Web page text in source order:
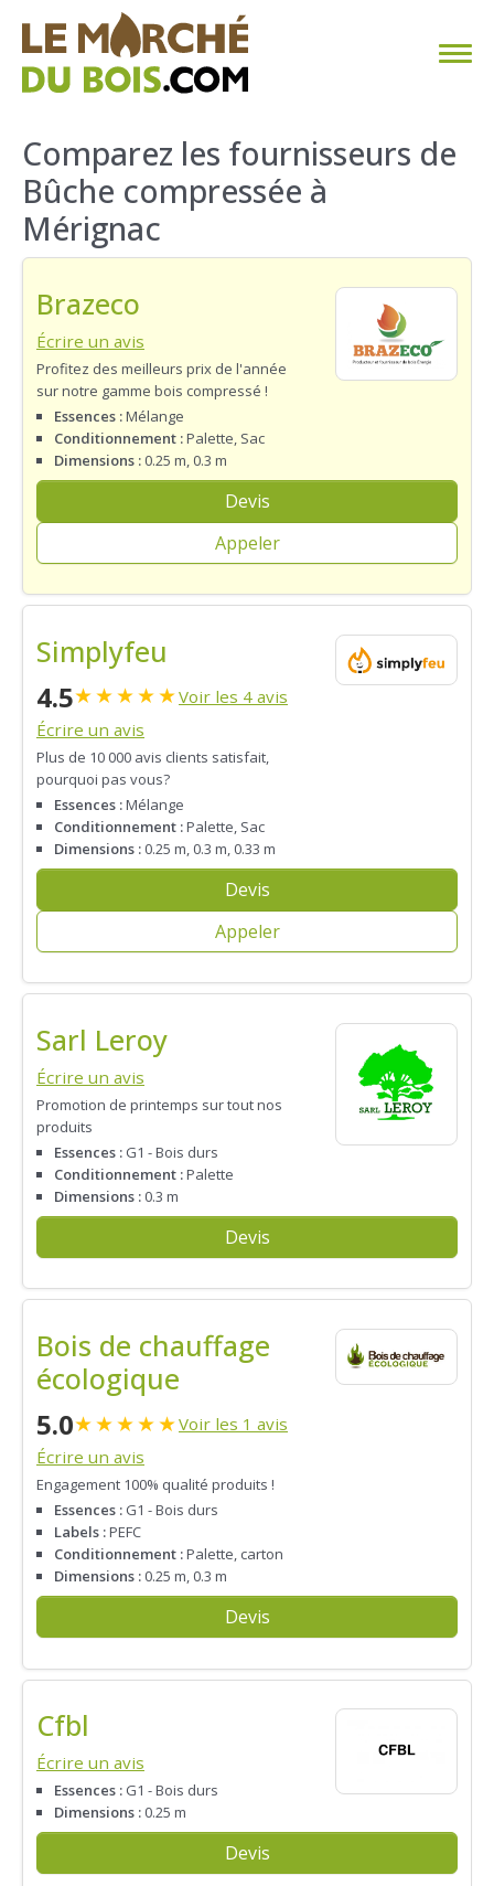
CHAUFFAGE AU BOIS
FAQ
CALCULER SA CONSOMMATION
TROUVER SON FOURNISSEUR
BLOG
ESPACE PRO
Comparez les fournisseurs de
Bûche compressée à
Mérignac
Brazeco
Écrire un avis
Profitez des meilleurs prix de l'année
sur notre gamme bois compressé !
Essences :Mélange
Conditionnement :Palette, Sac
Dimensions : 0.25 m, 0.3 m
Devis
Appeler
Simplyfeu
4.5★★★★★Voir les 4 avis
Écrire un avis
Plus de 10 000 avis clients satisfait,
pourquoi pas vous?
Essences :Mélange
Conditionnement :Palette, Sac
Dimensions : 0.25 m, 0.3 m, 0.33 m
Devis
Appeler
Sarl Leroy
Écrire un avis
Promotion de printemps sur tout nos
produits
Essences : G1 - Bois durs
Conditionnement :Palette
Dimensions : 0.3 m
Devis
Bois de chauffage
écologique
5.0★★★★★Voir les 1 avis
Écrire un avis
Engagement 100% qualité produits !
Essences : G1 - Bois durs
Labels :PEFC
Conditionnement :Palette, carton
Dimensions : 0.25 m, 0.3 m
Devis
Cfbl
Écrire un avis
Essences : G1 - Bois durs
Dimensions : 0.25 m
Devis